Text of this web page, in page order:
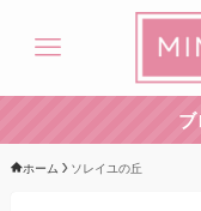
ホーム ソレイユの丘